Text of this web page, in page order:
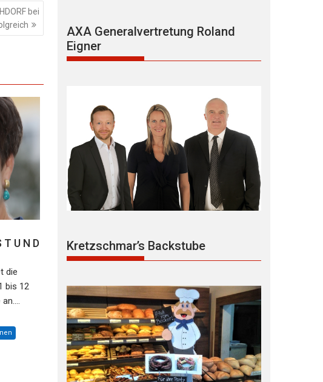
bei
T U N D
die
bis 12
AXA Generalvertretung Roland
Eigner
Kretzschmar’s Backstube